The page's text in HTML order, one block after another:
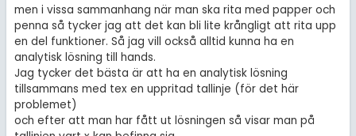
men i vissa sammanhang när man ska rita med papper och
penna så tycker jag att det kan bli lite krångligt att rita upp
en del funktioner. Så jag vill också alltid kunna ha en
analytisk lösning till hands.
Jag tycker det bästa är att ha en analytisk lösning
tillsammans med tex en uppritad tallinje (för det här
problemet)
och efter att man har fått ut lösningen så visar man på